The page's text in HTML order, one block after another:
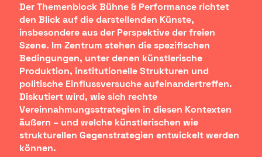
Der Themenblock Bühne & Performance richtet
den Blick auf die darstellenden Künste,
insbesondere aus der Perspektive der freien
Szene. Im Zentrum stehen die spezifischen
Bedingungen, unter denen künstlerische
Produktion, institutionelle Strukturen und
politische Einflussversuche aufeinandertreffen.
Diskutiert wird, wie sich rechte
Vereinnahmungsstrategien in diesen Kontexten
äußern – und welche künstlerischen wie
strukturellen Gegenstrategien entwickelt werden
können.